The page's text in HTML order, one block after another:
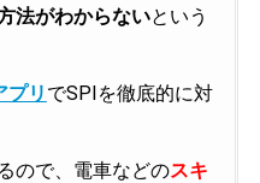
法がわからないという
プリ でSPIを徹底的に対
ので、電車などのスキ